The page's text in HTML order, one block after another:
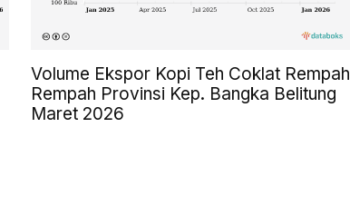
Volume Ekspor Kopi Teh Coklat Rempah
Rempah Provinsi Kep. Bangka Belitung
Maret 2026